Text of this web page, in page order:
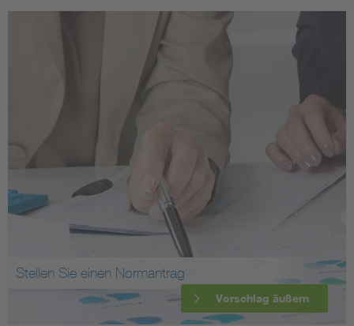
Stellen Sie einen Normantrag
Vorschlag äußern